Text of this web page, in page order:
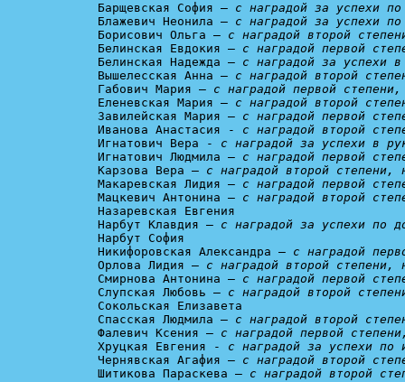
Барщевская София – с наградой за успехи по
Блажевич Неонила – с наградой за успехи по
Борисович Ольга – с наградой второй
Белинская Евдокия – с наградой первой
Белинская Надежда – с наградой за успехи
Вышелесская Анна – с наградой второй
Габович Мария – с наградой первой
Еленевская Мария – с наградой второй
Завилейская Мария – с наградой первой
Иванова Анастасия - с наградой второй
Игнатович Вера - с наградой за успехи в
Игнатович Людмила – с наградой первой
Карзова Вера – с наградой второй степени,
Макаревская Лидия – с наградой первой
Мацкевич Антонина – с наградой второй
Назаревская Евгения
Нарбут Клавдия – с наградой за успехи по
Нарбут София
Никифоровская Александра – с наградой
Орлова Лидия – с наградой второй степени,
Смирнова Антонина – с наградой первой
Слупская Любовь – с наградой второй
Сокольская Елизавета
Спасская Людмила – с наградой второй
Фалевич Ксения – с наградой первой
Хруцкая Евгения - с наградой за успехи по
Чернявская Агафия – с наградой второй
Шитикова Параскева – с наградой второй